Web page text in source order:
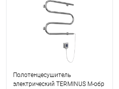
Полотенцесушитель
электрический TERMINUS М-обр